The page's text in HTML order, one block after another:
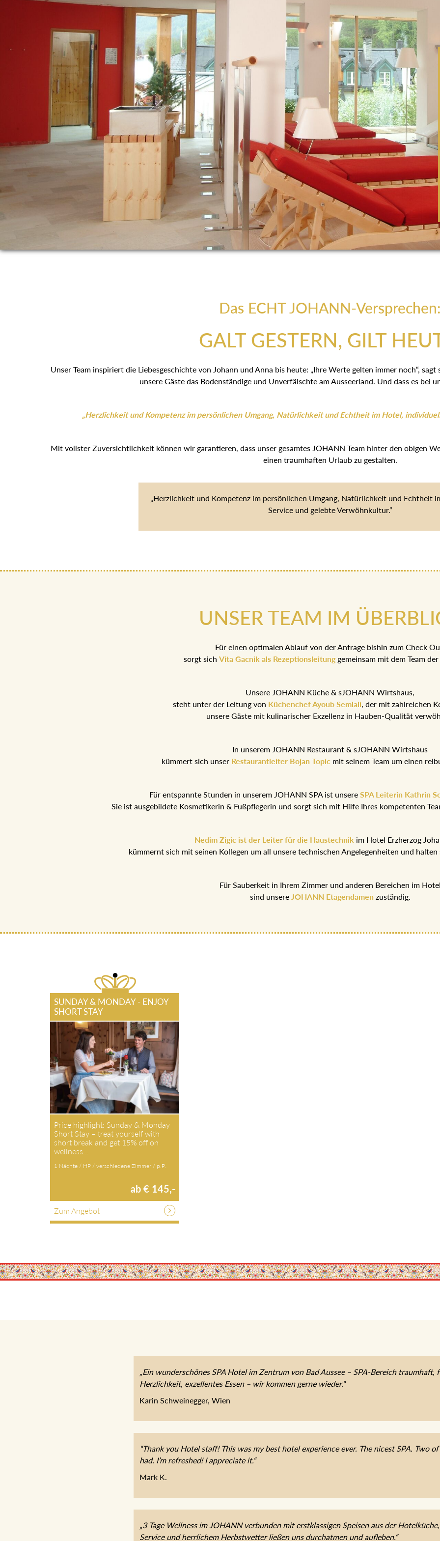
Das ECHT JOHANN-
GALT GESTERN, GILT
Unser Team inspiriert die Liebesgeschichte von Johann und Anna bis heute: „Ihre Werte gelten immer noch“,
unsere Gäste das Bodenständige und Unverfälschte am Ausseerland. Und dass es bei
„Herzlichkeit und Kompetenz im persönlichen Umgang, Natürlichkeit und Echtheit im Hotel,
Mit vollster Zuversichtlichkeit können wir garantieren, dass unser gesamtes JOHANN Team hinter den obigen
einen traumhaften Urlaub zu gestalten.
„Herzlichkeit und Kompetenz im persönlichen Umgang, Natürlichkeit und Echtheit
Service und gelebte Verwöhnkultur.“
UNSER TEAM IM
Für einen optimalen Ablauf von der Anfrage bishin zum Check
sorgt sich Vita Gacnik als Rezeptionsleitunggemeinsam mit dem Team
Unsere JOHANN Küche & sJOHANN Wirtshaus,
steht unter der Leitung von Küchenchef Ayoub Semlali, der mit zahlreichen
unsere Gäste mit kulinarischer Exzellenz in Hauben-Qualität
In unserem JOHANN Restaurant & sJOHANN Wirtshaus
kümmert sich unser Restaurantleiter Bojan Topic mit seinem Team um einen
Für entspannte Stunden in unserem JOHANN SPA ist unsere SPA Leiterin Kathrin
Sie ist ausgebildete Kosmetikerin & Fußpflegerin und sorgt sich mit Hilfe Ihres kompetenten
Nedim Zigic ist der Leiter für die Haustechnik im Hotel Erzherzog
kümmernt sich mit seinen Kollegen um all unsere technischen Angelegenheiten und
Für Sauberkeit in Ihrem Zimmer und anderen Bereichen im
sind unsereJOHANN Etagendamen zuständig.
SUNDAY & MONDAY - ENJOY
SHORT STAY
Price highlight: Sunday & Monday
Short Stay – treat yourself with
short break and get 15% off on
wellness…
1 Nächte / HP / verschiedene Zimmer / p.P.
ab € 145,-
Zum Angebot
„Ein wunderschönes SPA Hotel im Zentrum von Bad Aussee – SPA-Bereich traumhaft,
Herzlichkeit, exzellentes Essen – wir kommen gerne wieder.“
Karin Schweinegger, Wien
“Thank you Hotel staff! This was my best hotel experience ever. The nicest SPA. Two of
had. I’m refreshed! I appreciate it.“
Mark K.
„3 Tage Wellness im JOHANN verbunden mit erstklassigen Speisen aus der
Service und herrlichem Herbstwetter ließen uns durchatmen und aufleben.“